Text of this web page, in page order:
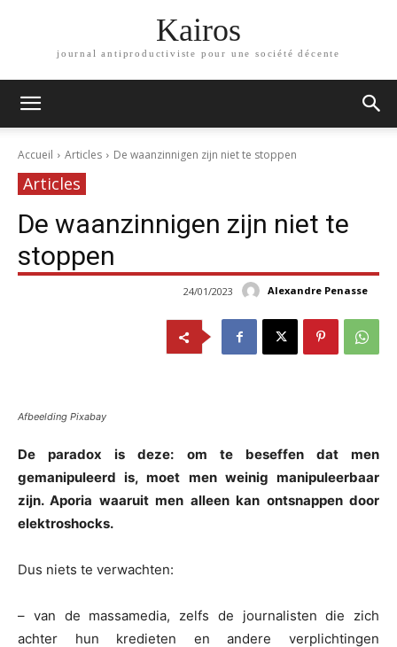
Kairos
journal antiproductiviste pour une société décente
Accueil Articles De waanzinnigen zijn niet te stoppen
Articles
De waanzinnigen zijn niet te
stoppen
Alexandre Penasse
24/01/2023
Afbeelding Pixabay
De paradox is deze: om te beseffen dat men
gemanipuleerd is, moet men weinig manipuleerbaar
zijn. Aporia waaruit men alleen kan ontsnappen door
elektroshocks.
Dus niets te verwachten:
– van de massamedia, zelfs de journalisten die zich
achter hun kredieten en andere verplichtingen